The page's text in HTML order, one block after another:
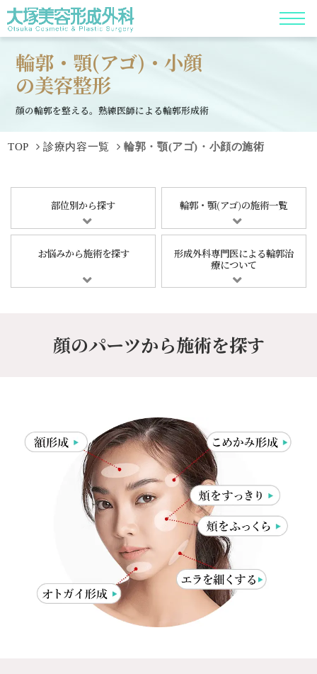
輪郭・顎(アゴ)・小顔
の美容整形
顔の輪郭を整える。熟練医師による輪郭形成術
TOP 診療内容一覧 輪郭・顎(アゴ)・小顔の施術
部位別から探す 輪郭・顎(アゴ)の施術一覧
お悩みから施術を探す
形成外科専門医による輪郭治
療について
顔のパーツから施術を探す